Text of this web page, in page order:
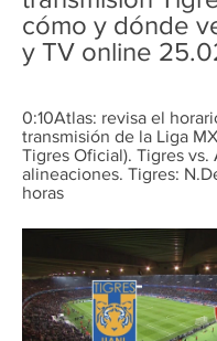
cómo y dónde
y TV online
0:10Atlas: revisa el
transmisión de la Liga
Tigres Oficial). Tigres vs.
alineaciones. Tigres:
horas